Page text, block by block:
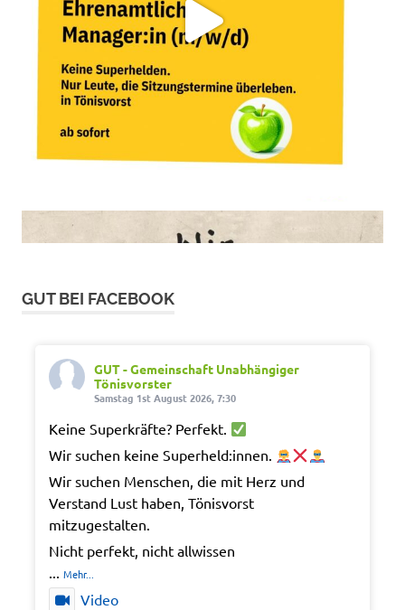
GUT BEI FACEBOOK
GUT - Gemeinschaft Unabhängiger
Tönisvorster
Samstag 1st August 2026, 7:30
Keine Superkräfte? Perfekt.
Wir suchen keine Superheld:innen.
Wir suchen Menschen, die mit Herz und
Verstand Lust haben, Tönisvorst
mitzugestalten.
Nicht perfekt, nicht allwissen
... Mehr...
Video